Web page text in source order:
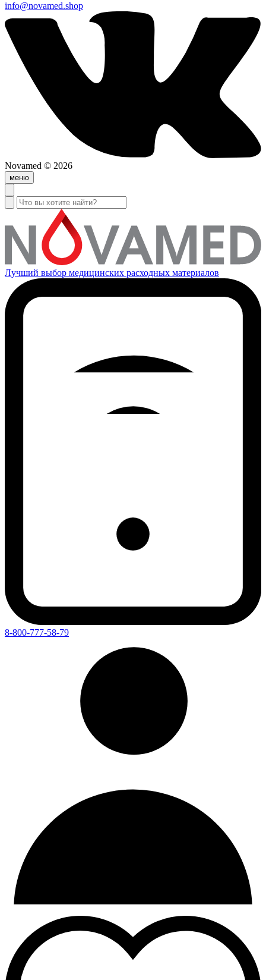
info@novamed.shop
Novamed © 2026
меню
Лучший выбор медицинских расходных материалов
8-800-777-58-79